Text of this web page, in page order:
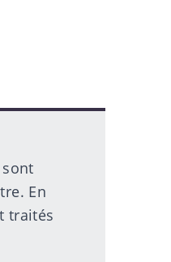
En
traités